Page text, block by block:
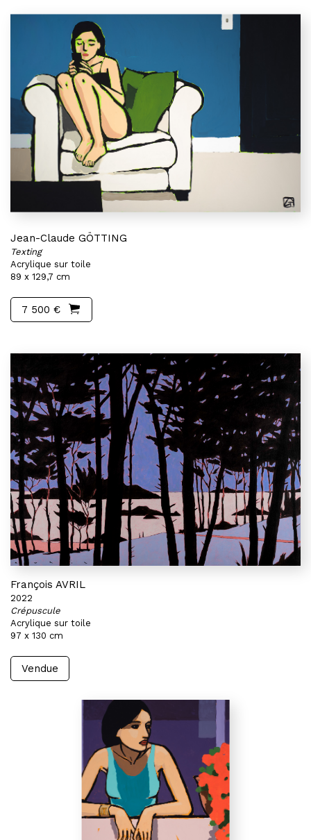
Jean-Claude GÖTTING
Texting
Acrylique sur toile
89 x 129,7 cm
7 500 €
François AVRIL
2022
Crépuscule
Acrylique sur toile
97 x 130 cm
Vendue